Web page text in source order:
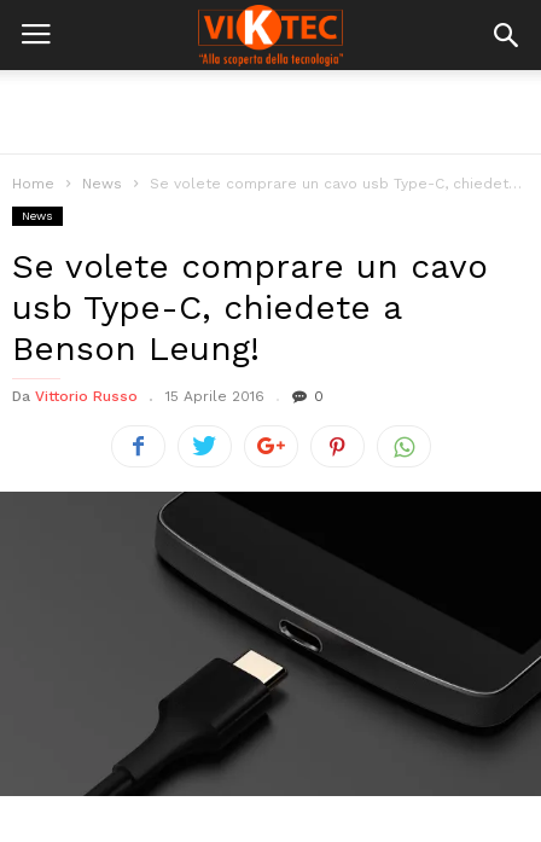
Home News Se volete comprare un cavo usb Type-C, chiedete a Benson Leung!
News
Se volete comprare un cavo
usb Type-C, chiedete a
Benson Leung!
Da Vittorio Russo 15 Aprile 2016 0